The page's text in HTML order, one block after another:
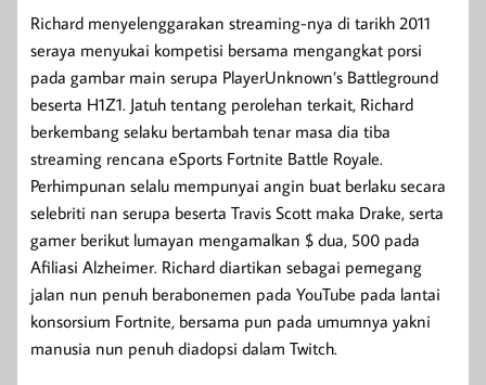
Richard menyelenggarakan streaming-nya di tarikh 2011
seraya menyukai kompetisi bersama mengangkat porsi
pada gambar main serupa PlayerUnknown’s Battleground
beserta H1Z1. Jatuh tentang perolehan terkait, Richard
berkembang selaku bertambah tenar masa dia tiba
streaming rencana eSports Fortnite Battle Royale.
Perhimpunan selalu mempunyai angin buat berlaku secara
selebriti nan serupa beserta Travis Scott maka Drake, serta
gamer berikut lumayan mengamalkan $ dua, 500 pada
Afiliasi Alzheimer. Richard diartikan sebagai pemegang
jalan nun penuh berabonemen pada YouTube pada lantai
konsorsium Fortnite, bersama pun pada umumnya yakni
manusia nun penuh diadopsi dalam Twitch.